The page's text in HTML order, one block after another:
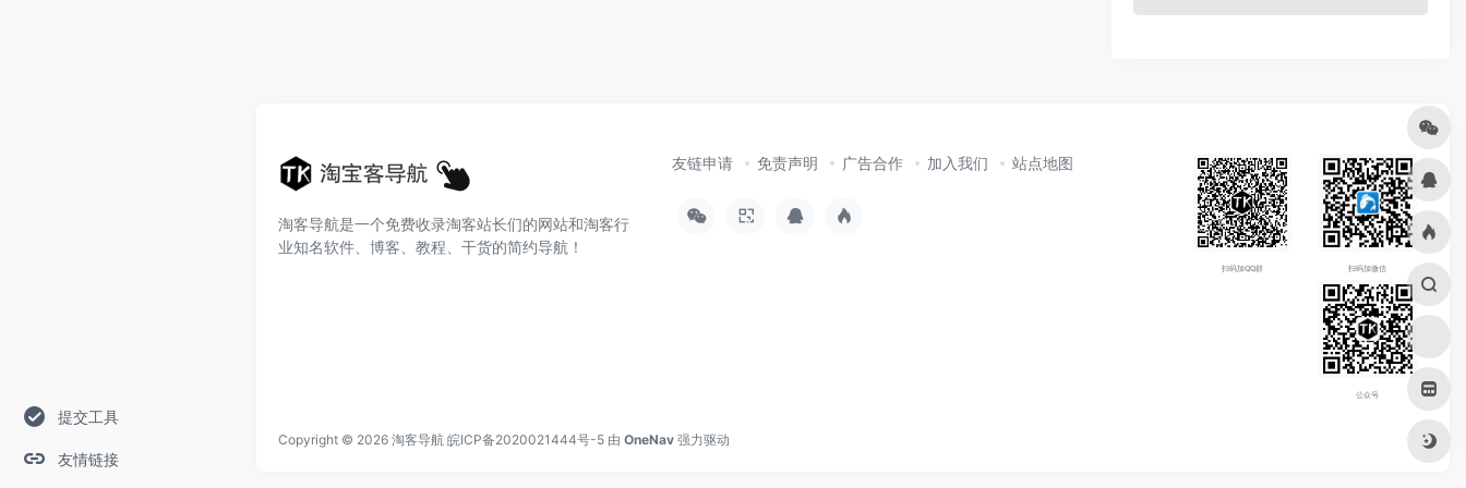
提交工具
友情链接
淘客导航是一个免费收录淘客站长们的网站和淘客行
业知名软件、博客、教程、干货的简约导航！
友链申请 免责声明 广告合作 加入我们 站点地图
扫码加QQ群 扫码加微信
公众号
Copyright © 2026 淘客导航 皖ICP备2020021444号-5 由 OneNav 强力驱动